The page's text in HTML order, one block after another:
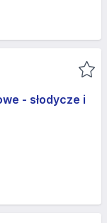
- słodycze i